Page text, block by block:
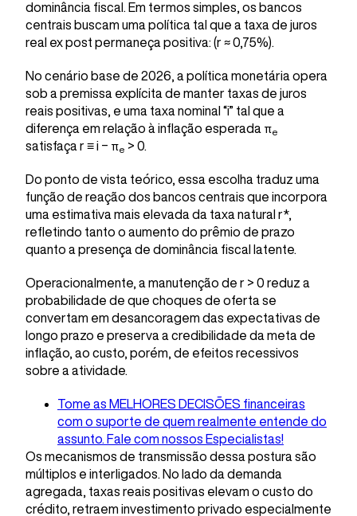
dominância fiscal. Em termos simples, os bancos
centrais buscam uma política tal que a taxa de juros
real ex post permaneça positiva: (r ≈ 0,75%).
No cenário base de 2026, a política monetária opera
sob a premissa explícita de manter taxas de juros
reais positivas, e uma taxa nominal “i” tal que a
diferença em relação à inflação esperada πe
satisfaça r ≡ i − πe > 0.
Do ponto de vista teórico, essa escolha traduz uma
função de reação dos bancos centrais que incorpora
uma estimativa mais elevada da taxa natural r*,
refletindo tanto o aumento do prêmio de prazo
quanto a presença de dominância fiscal latente.
Operacionalmente, a manutenção de r > 0 reduz a
probabilidade de que choques de oferta se
convertam em desancoragem das expectativas de
longo prazo e preserva a credibilidade da meta de
inflação, ao custo, porém, de efeitos recessivos
sobre a atividade.
Tome as MELHORES DECISÕES financeiras
com o suporte de quem realmente entende do
assunto. Fale com nossos Especialistas!
Os mecanismos de transmissão dessa postura são
múltiplos e interligados. No lado da demanda
agregada, taxas reais positivas elevam o custo do
crédito, retraem investimento privado especialmente